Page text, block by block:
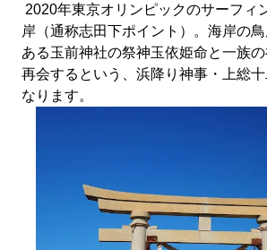
2020年東京オリンピックのサーフィ
岸（通称志田下ポイント）。海岸の
ある玉前神社の祭神玉依姫命と一族
再会するという、浜降り神事・上総
なります。